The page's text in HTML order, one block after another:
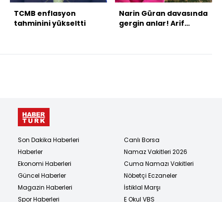
TCMB enflasyon
tahminini yükseltti
Narin Güran davasında
gergin anlar! Arif
Son Dakika Haberleri
Haberler
Ekonomi Haberleri
Güncel Haberler
Magazin Haberleri
Spor Haberleri
Canlı Borsa
Namaz Vakitleri 2026
Cuma Namazı Vakitleri
Nöbetçi Eczaneler
İstiklal Marşı
E Okul VBS